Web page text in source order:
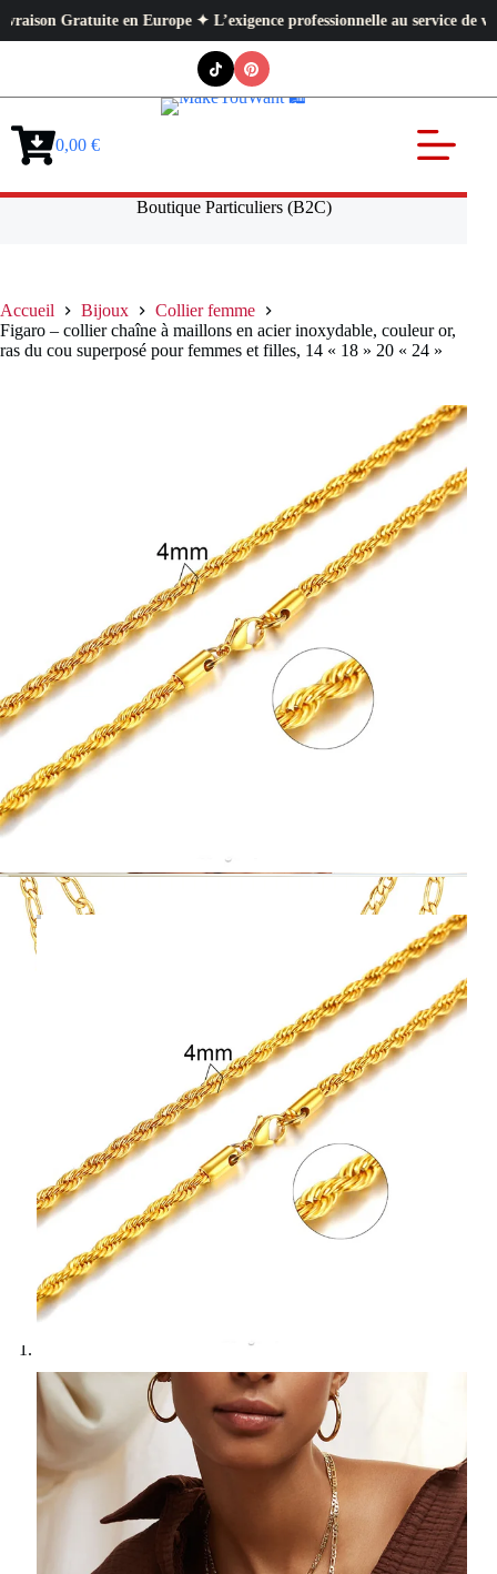
Gratuite en Europe ✦ L’exigence professionnelle au service de votre
Panier0,00 €
Boutique Particuliers (B2C)
Accueil Bijoux
Collier femme
Figaro – collier chaîne à maillons en acier inoxydable, couleur or,
ras du cou superposé pour femmes et filles, 14 « 18 » 20 « 24 »